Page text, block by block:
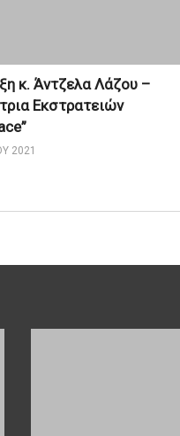
κ. Άντζελα Λάζου –
Εκστρατειών
2021